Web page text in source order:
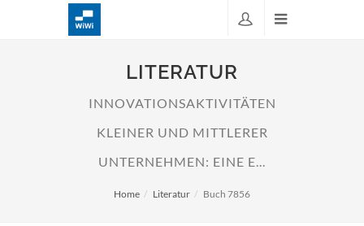
LITERATUR
INNOVATIONSAKTIVITÄTEN
KLEINER UND MITTLERER
UNTERNEHMEN: EINE E...
Home Literatur Buch 7856